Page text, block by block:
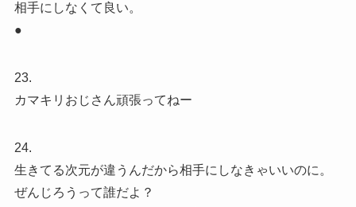
相手にしなくて良い。
●
23.
カマキリおじさん頑張ってねー
24.
生きてる次元が違うんだから相手にしなきゃいいのに。
ぜんじろうって誰だよ？